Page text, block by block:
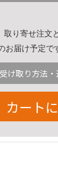
り寄せ注文
お届け予定で
受け取り方法
カート